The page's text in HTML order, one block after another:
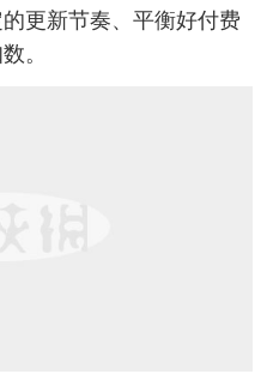
更新节奏、平衡好付费
。